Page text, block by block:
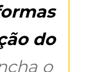
do
o